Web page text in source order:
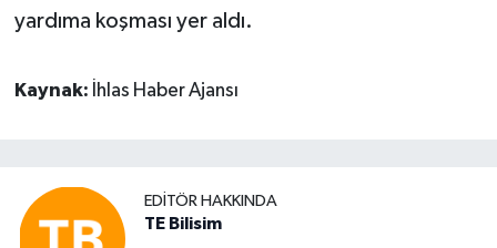
yardıma koşması yer aldı.
Kaynak: İhlas Haber Ajansı
EDITÖR HAKKINDA
TE Bilisim